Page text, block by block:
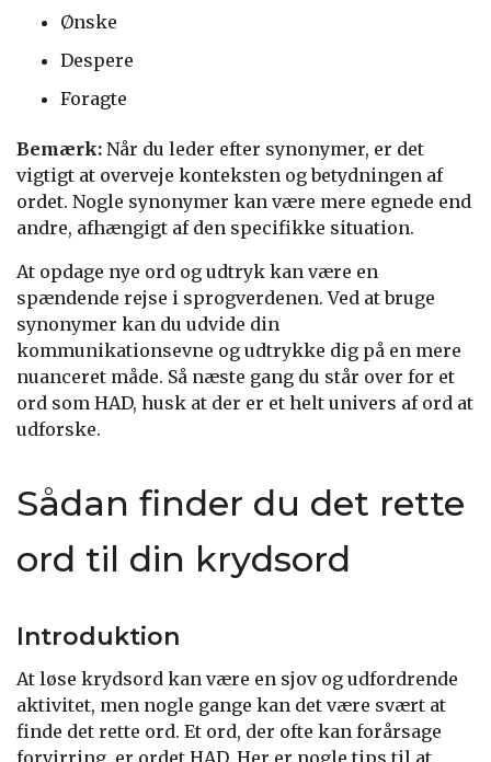
Ønske
Despere
Foragte
Bemærk: Når du leder efter synonymer, er det
vigtigt at overveje konteksten og betydningen af
ordet. Nogle synonymer kan være mere egnede end
andre, afhængigt af den specifikke situation.
At opdage nye ord og udtryk kan være en
spændende rejse i sprogverdenen. Ved at bruge
synonymer kan du udvide din
kommunikationsevne og udtrykke dig på en mere
nuanceret måde. Så næste gang du står over for et
ord som HAD, husk at der er et helt univers af ord at
udforske.
Sådan finder du det rette
ord til din krydsord
Introduktion
At løse krydsord kan være en sjov og udfordrende
aktivitet, men nogle gange kan det være svært at
finde det rette ord. Et ord, der ofte kan forårsage
forvirring, er ordet HAD. Her er nogle tips til at